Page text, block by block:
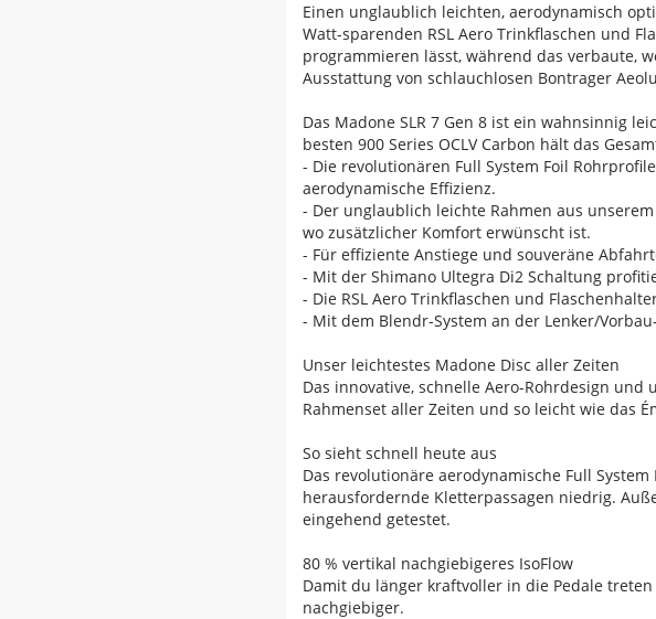
Einen unglaublich leichten, aerodynamisch
Watt-sparenden RSL Aero Trinkflaschen und
programmieren lässt, während das verbaute,
Ausstattung von schlauchlosen Bontrager
Das Madone SLR 7 Gen 8 ist ein wahnsinnig
besten 900 Series OCLV Carbon hält das
- Die revolutionären Full System Foil
aerodynamische Effizienz.
- Der unglaublich leichte Rahmen aus
wo zusätzlicher Komfort erwünscht ist.
- Für effiziente Anstiege und souveräne
- Mit der Shimano Ultegra Di2 Schaltung
- Die RSL Aero Trinkflaschen und
- Mit dem Blendr-System an der Lenker/
Unser leichtestes Madone Disc aller Zeiten
Das innovative, schnelle Aero-Rohrdesign und
Rahmenset aller Zeiten und so leicht wie das
So sieht schnell heute aus
Das revolutionäre aerodynamische Full
herausfordernde Kletterpassagen niedrig.
eingehend getestet.
80 % vertikal nachgiebigeres IsoFlow
Damit du länger kraftvoller in die Pedale
nachgiebiger.